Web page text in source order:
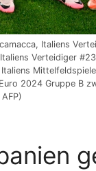
Italiens
Verteidiger
2024 Gruppe B